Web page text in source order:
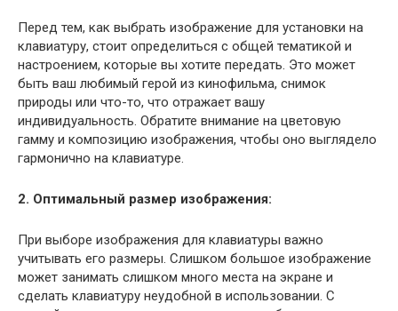
Перед тем, как выбрать изображение для установки на
клавиатуру, стоит определиться с общей тематикой и
настроением, которые вы хотите передать. Это может
быть ваш любимый герой из кинофильма, снимок
природы или что-то, что отражает вашу
индивидуальность. Обратите внимание на цветовую
гамму и композицию изображения, чтобы оно выглядело
гармонично на клавиатуре.
2. Оптимальный размер изображения:
При выборе изображения для клавиатуры важно
учитывать его размеры. Слишком большое изображение
может занимать слишком много места на экране и
сделать клавиатуру неудобной в использовании. С